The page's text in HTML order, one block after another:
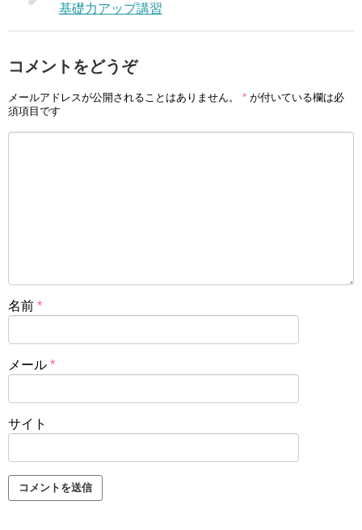
基礎力アップ講習
コメントをどうぞ
メールアドレスが公開されることはありません。 * が付いている欄は必
須項目です
名前 *
メール *
サイト